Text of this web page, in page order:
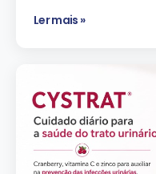
Ler mais »